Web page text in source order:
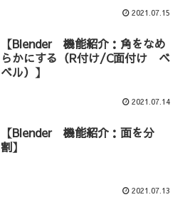
2021.07.15
【Blender 機能紹介：角をなめ
らかにする（R付け/C面付け ベ
ベル）】
2021.07.14
【Blender 機能紹介：面を分
割】
2021.07.13